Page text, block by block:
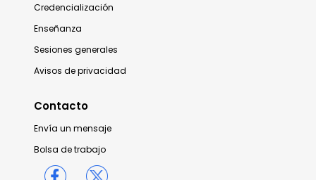
Credencialización
Enseñanza
Sesiones generales
Avisos de privacidad
Contacto
Envía un mensaje
Bolsa de trabajo